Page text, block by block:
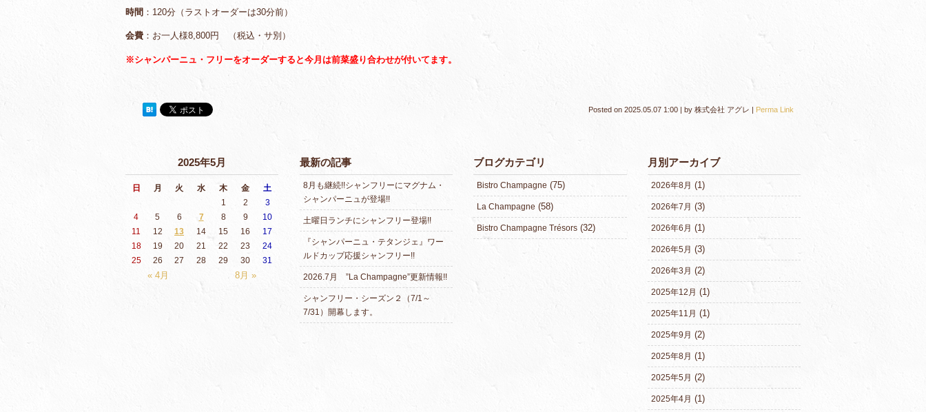
時間 ：120分（ラストオーダーは30分前）
会費 ：お一人様8,800円 （税込・サ別）
※シャンパーニュ・フリーをオーダーすると今月は前菜盛り合わせが付いてます。
Posted on 2025.05.07 1:00 | by 株式会社 アグレ | Perma Link
2025年5月
日 月 火 水 木 金 土
« 4月 8月 »
1 2
3
4
5 6 7 8 9
10
11
12 13 14 15 16
17
18
19 20 21 22 23
24
25
26 27 28 29 30 31
最新の記事
8月も継続!!シャンフリーにマグナム・
シャンパーニュが登場!!
土曜日ランチにシャンフリー登場!!
『シャンパーニュ・テタンジェ』ワー
ルドカップ応援シャンフリー!!
2026.7月 ”La Champagne”更新情報!!
シャンフリー・シーズン２（7/1～
7/31）開幕します。
ブログカテゴリ
Bistro Champagne (75)
La Champagne (58)
Bistro Champagne Trésors (32)
月別アーカイブ
2026年8月 (1)
2026年7月 (3)
2026年6月 (1)
2026年5月 (3)
2026年3月 (2)
2025年12月 (1)
2025年11月 (1)
2025年9月 (2)
2025年8月 (1)
2025年5月 (2)
2025年4月 (1)